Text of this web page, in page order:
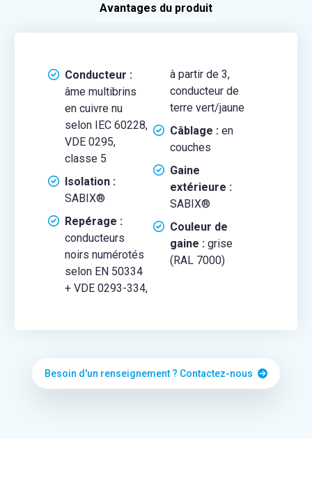
Avantages du produit
Conducteur :
âme multibrins
en cuivre nu
selon IEC 60228,
VDE 0295,
classe 5
Isolation :
SABIX®
Repérage :
conducteurs
noirs numérotés
selon EN 50334
+ VDE 0293-334,
à partir de 3,
conducteur de
terre vert/jaune
Câblage :en
couches
Gaine
extérieure :
SABIX®
Couleur de
gaine :grise
(RAL 7000)
Besoin d'un renseignement ? Contactez-nous